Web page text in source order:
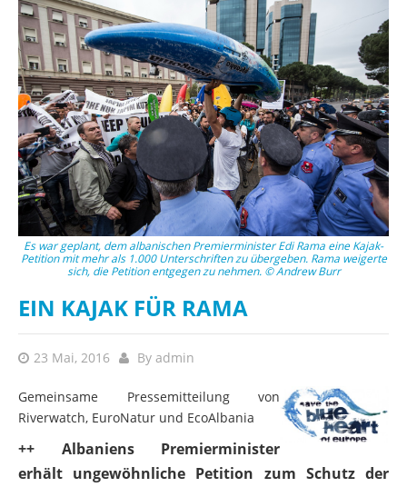
Es war geplant, dem albanischen Premierminister Edi Rama eine Kajak-
Petition mit mehr als 1.000 Unterschriften zu übergeben. Rama weigerte
sich, die Petition entgegen zu nehmen. © Andrew Burr
EIN KAJAK FÜR RAMA
23 Mai, 2016 By admin
Gemeinsame Pressemitteilung von
Riverwatch, EuroNatur und EcoAlbania
++ Albaniens Premierminister
erhält ungewöhnliche Petition zum Schutz der